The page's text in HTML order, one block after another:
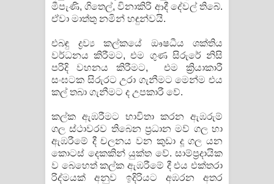
විමයි හිමි ගීතයේ පද පෙළ
මීපැණි, ගිතෙල්, විනාකිරි ආදී දේවල් තිබේ.
ඒවා මාත්තු නමින් හඳුන්වයි.
එබඳු ද්‍රව්‍ය කල්කයේ ඖෂධීය ශක්තිය
වර්ධනය කිරීමට, එම ගුණ සිරුරේ නිසි
පරිදි වහනය කිරීමට, එම ක්‍රියාකාරී
සංඝටක සිරුරට උරා ගැනීමට මෙන්ම එය
කල් තබා ගැනීමට ද උපකාරී වේ.
කල්ක ඇඹරීමට භාවිතා කරන ඇඹරුම්
ගල ස්ථාවරව තිබෙන ප්‍රධාන මව් ගල හා
ඇඹරීමේ දී චලනය වන කුඩා දූ ගල යන
කොටස් දෙකකින් යුක්ත වේ. සාම්ප්‍රදායික
ව බෙහෙත් කල්ක ඇඹරීමේ දී එය එක්තරා
රිද්මයක් අනුව ඉදිරියට අඹරන අතර